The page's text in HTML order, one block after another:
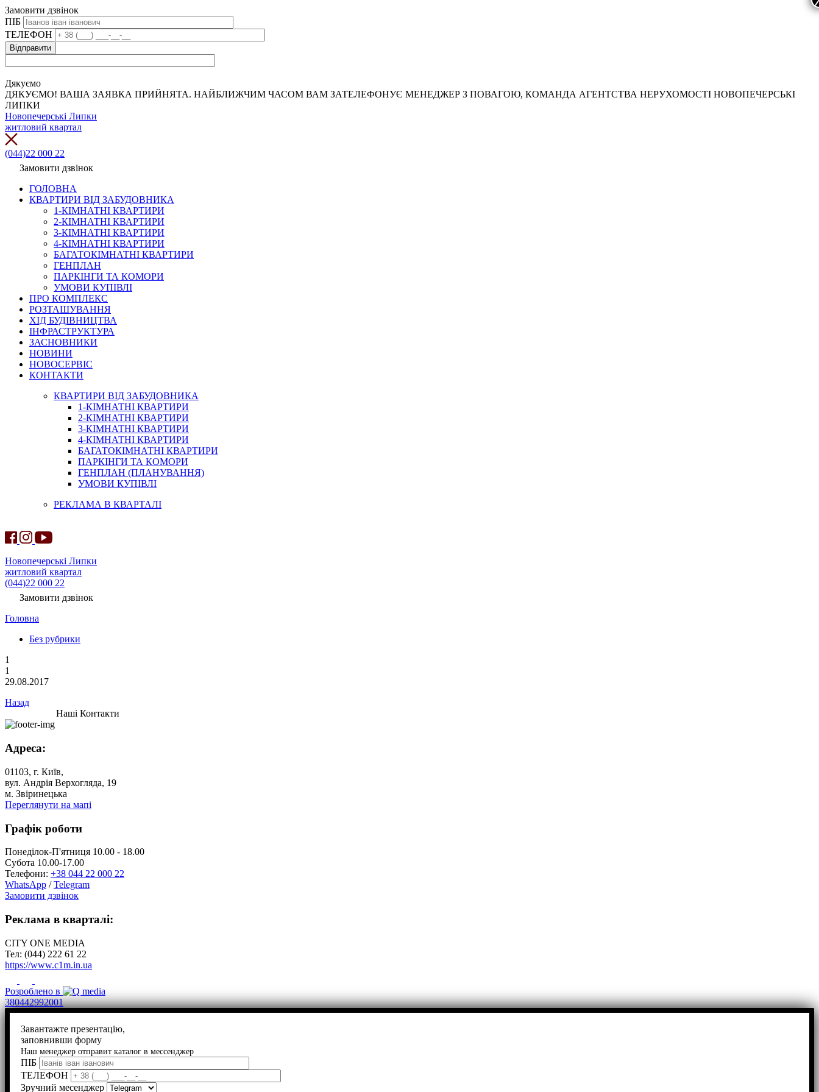
Замовити дзвінок
ПІБ
ТЕЛЕФОН
Дякуємо
ДЯКУЄМО! ВАША ЗАЯВКА ПРИЙНЯТА. НАЙБЛИЖЧИМ ЧАСОМ ВАМ ЗАТЕЛЕФОНУЄ МЕНЕДЖЕР З ПОВАГОЮ, КОМАНДА АГЕНТСТВА НЕРУХОМОСТІ НОВОПЕЧЕРСЬКІ
ЛИПКИ
Новопечерські Липки
житловий квартал
(044)22 000 22
Замовити дзвінок
ГОЛОВНА
КВАРТИРИ ВІД ЗАБУДОВНИКА
1-КІМНАТНІ КВАРТИРИ
2-КІМНАТНІ КВАРТИРИ
3-КІМНАТНІ КВАРТИРИ
4-КІМНАТНІ КВАРТИРИ
БАГАТОКІМНАТНІ КВАРТИРИ
ГЕНПЛАН
ПАРКІНГИ ТА КОМОРИ
УМОВИ КУПІВЛІ
ПРО КОМПЛЕКС
РОЗТАШУВАННЯ
ХІД БУДІВНИЦТВА
ІНФРАСТРУКТУРА
ЗАСНОВНИКИ
НОВИНИ
НОВОСЕРВІС
КОНТАКТИ
КВАРТИРИ ВІД ЗАБУДОВНИКА
1-КІМНАТНІ КВАРТИРИ
2-КІМНАТНІ КВАРТИРИ
3-КІМНАТНІ КВАРТИРИ
4-КІМНАТНІ КВАРТИРИ
БАГАТОКІМНАТНІ КВАРТИРИ
ПАРКІНГИ ТА КОМОРИ
ГЕНПЛАН (ПЛАНУВАННЯ)
УМОВИ КУПІВЛІ
РЕКЛАМА В КВАРТАЛІ
Новопечерські Липки
житловий квартал
(044)22 000 22
Замовити дзвінок
Головна
Без рубрики
1
1
29.08.2017
Назад
Наші Контакти
Адреса:
01103, г. Київ,
вул. Андрія Верхогляда, 19
м. Звіринецька
Переглянути на мапі
Графік роботи
Понеділок-П'ятниця 10.00 - 18.00
Субота 10.00-17.00
Телефони: +38 044 22 000 22
WhatsApp /Telegram
Замовити дзвінок
Реклама в кварталі:
CITY ONE MEDIA
Тел: (044) 222 61 22
https://www.c1m.in.ua
Розроблено в
380442992001
Завантажте презентацію,
заповнивши форму
Наш менеджер отправит каталог в мессенджер
ПІБ
ТЕЛЕФОН
Зручний месенджер